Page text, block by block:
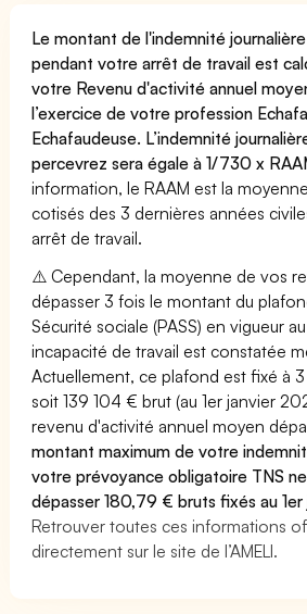
Le montant de l'indemnité
pendant votre arrêt de travail est
votre Revenu d'activité annuel
l’exercice de votre profession
Echafaudeuse. L’indemnité
percevrez sera égale à 1/730 x
information, le RAAM est la
cotisés des 3 dernières années
arrêt de travail.
⚠️ Cependant, la moyenne de vos
dépasser 3 fois le montant du
Sécurité sociale (PASS) en vigueur
incapacité de travail est constatée
Actuellement, ce plafond est fixé à
soit 139 104 € brut (au 1er janvier
revenu d'activité annuel moyen
montant maximum de votre
votre prévoyance obligatoire TNS
dépasser 180,79 € bruts fixés au
Retrouver toutes ces informations
directement sur le site de l’AMELI.